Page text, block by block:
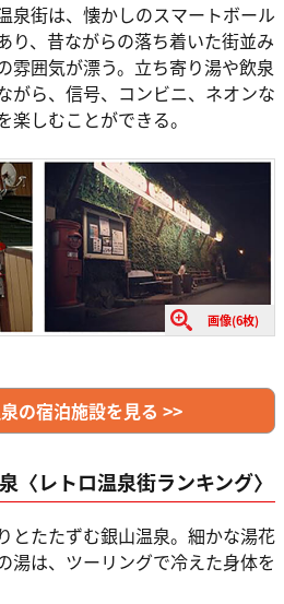
泉街は、懐かしのスマートボール
り、昔ながらの落ち着いた街並み
雰囲気が漂う。立ち寄り湯や飲泉
がら、信号、コンビニ、ネオンな
しむことができる。
画像(6枚)
の宿泊施設を見る >>
〈レトロ温泉街ランキング〉
とたたずむ銀山温泉。細かな湯花
湯は、ツーリングで冷えた身体を